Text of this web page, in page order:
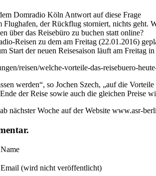
Domradio Köln Antwort auf diese Frage
Flughafen, der Rückflug storniert, nichts geht.
über das Reisebüro zu buchen statt online?
Reisen zu dem am Freitag (22.01.2016)
Start der neuen Reisesaison läuft am
reisen/welche-vorteile-das-reisebuero-
werden“, so Jochen Szech, „auf die
der Reise sowie auch die gleichen Preise
nächster Woche auf der Website www.asr-
Name
Email (wird nicht veröffentlicht)